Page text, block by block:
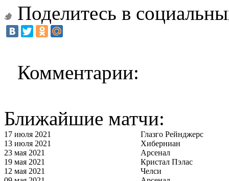
Поделитесь в
Комментарии:
Ближайшие матчи:
17 июля 2021
Глазго Рейнджерс
13 июля 2021
Хиберниан
23 мая 2021
Арсенал
19 мая 2021
Кристал Пэлас
12 мая 2021
Челси